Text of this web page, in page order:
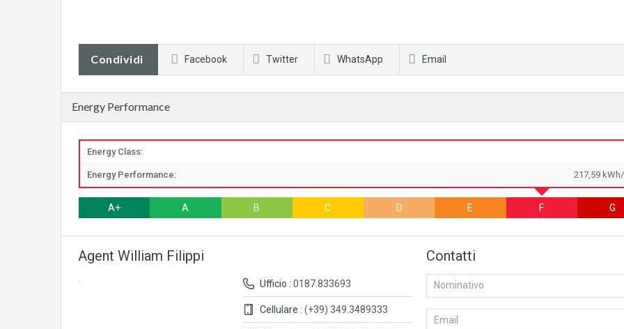
Condividi Facebook Twitter WhatsApp Email
Energy Performance
Energy Class:
Energy Performance: 217,59
A+ A B C D E F G
Agent William Filippi
Ufficio : 0187.833693
Cellulare : (+39) 349.3489333
Contatti